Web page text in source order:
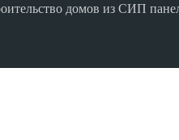
домов из СИП